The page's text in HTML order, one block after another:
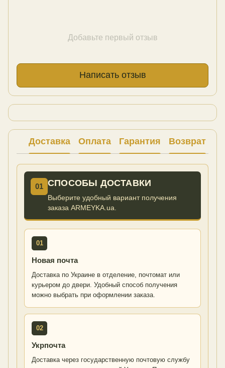
Добавьте первый отзыв
Написать отзыв
Доставка Оплата Гарантия Возврат
01 СПОСОБЫ ДОСТАВКИ
Выберите удобный вариант получения
заказа ARMEYKA.ua.
01
Новая почта
Доставка по Украине в отделение, почтомат или
курьером до двери. Удобный способ получения
можно выбрать при оформлении заказа.
02
Укрпочта
Доставка через государственную почтовую службу